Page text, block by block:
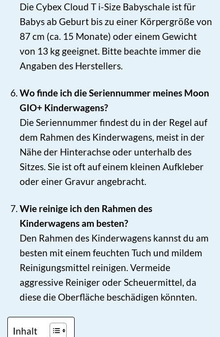
Die Cybex Cloud T i-Size Babyschale ist für
Babys ab Geburt bis zu einer Körpergröße von
87 cm (ca. 15 Monate) oder einem Gewicht
von 13 kg geeignet. Bitte beachte immer die
Angaben des Herstellers.
Wo finde ich die Seriennummer meines Moon
GIO+ Kinderwagens?
Die Seriennummer findest du in der Regel auf
dem Rahmen des Kinderwagens, meist in der
Nähe der Hinterachse oder unterhalb des
Sitzes. Sie ist oft auf einem kleinen Aufkleber
oder einer Gravur angebracht.
Wie reinige ich den Rahmen des
Kinderwagens am besten?
Den Rahmen des Kinderwagens kannst du am
besten mit einem feuchten Tuch und mildem
Reinigungsmittel reinigen. Vermeide
aggressive Reiniger oder Scheuermittel, da
diese die Oberfläche beschädigen könnten.
Inhalt